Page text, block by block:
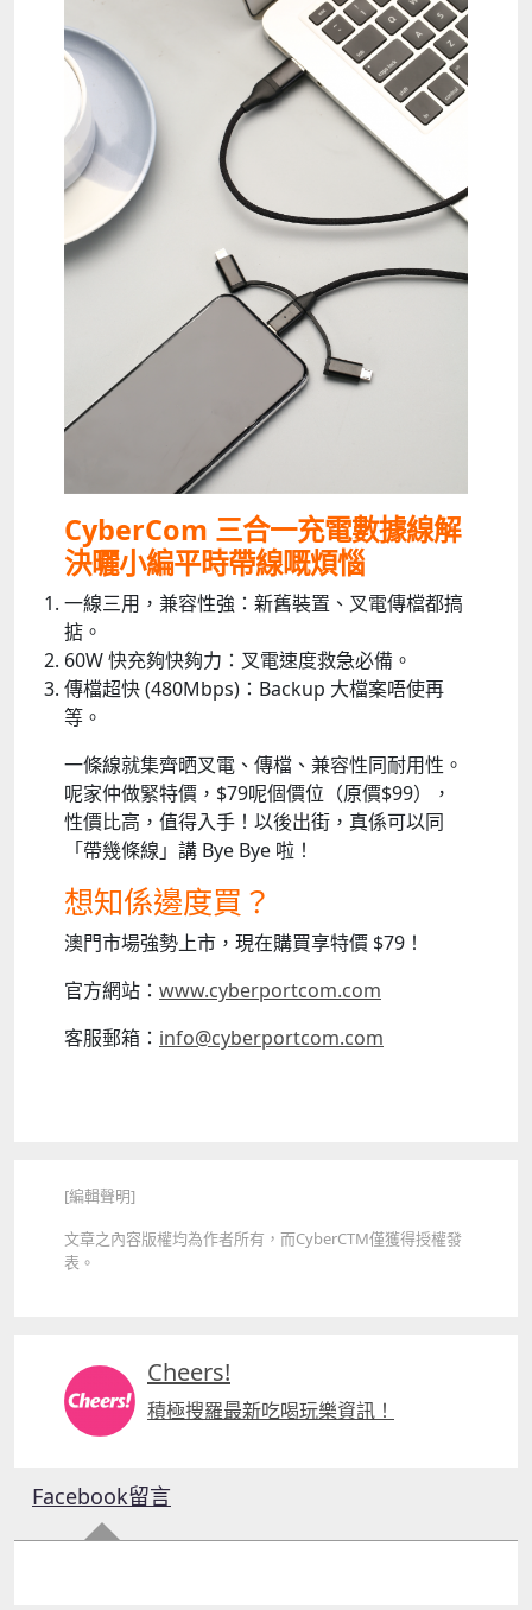
CyberCom 三合一充電數據線解
決曬小編平時帶線嘅煩惱
一線三用，兼容性強：新舊裝置、叉電傳檔都搞
掂。
60W 快充夠快夠力：叉電速度救急必備。
傳檔超快 (480Mbps)：Backup 大檔案唔使再
等。
一條線就集齊晒叉電、傳檔、兼容性同耐用性。
呢家仲做緊特價，$79呢個價位（原價$99），
性價比高，值得入手！以後出街，真係可以同
「帶幾條線」講 Bye Bye 啦！
想知係邊度買？
澳門市場強勢上市，現在購買享特價 $79！
官方網站： www.cyberportcom.com
客服郵箱： info@cyberportcom.com
[編輯聲明]
文章之內容版權均為作者所有，而CyberCTM僅獲得授權發
表 。
Cheers!
積極搜羅最新吃喝玩樂資訊！
Facebook留言